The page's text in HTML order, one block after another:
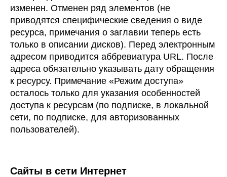
изменен. Отменен ряд элементов (не
приводятся специфические сведения о виде
ресурса, примечания о заглавии теперь есть
только в описании дисков). Перед электронным
адресом приводится аббревиатура URL. После
адреса обязательно указывать дату обращения
к ресурсу. Примечание «Режим доступа»
осталось только для указания особенностей
доступа к ресурсам (по подписке, в локальной
сети, по подписке, для авторизованных
пользователей).
Сайты в сети Интернет